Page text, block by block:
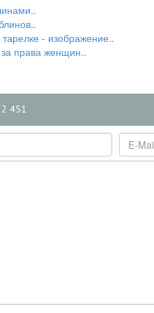
- изображение..
права женщин..
2 451